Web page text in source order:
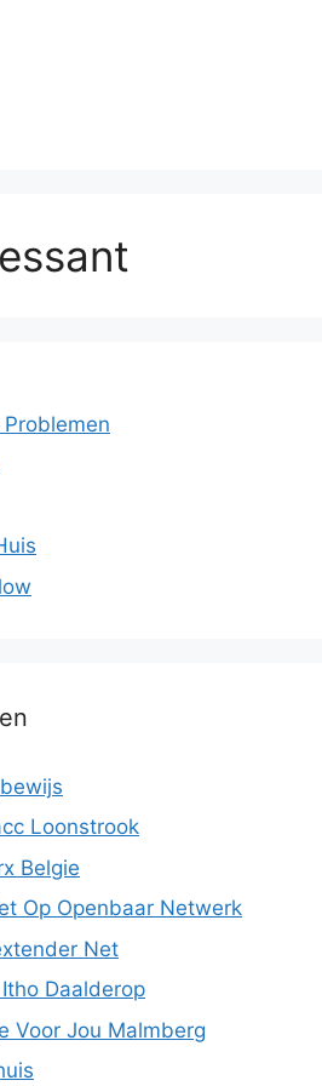
Loonstrook
Belgie
Op Openbaar Netwerk
Net
Daalderop
Voor Jou Malmberg